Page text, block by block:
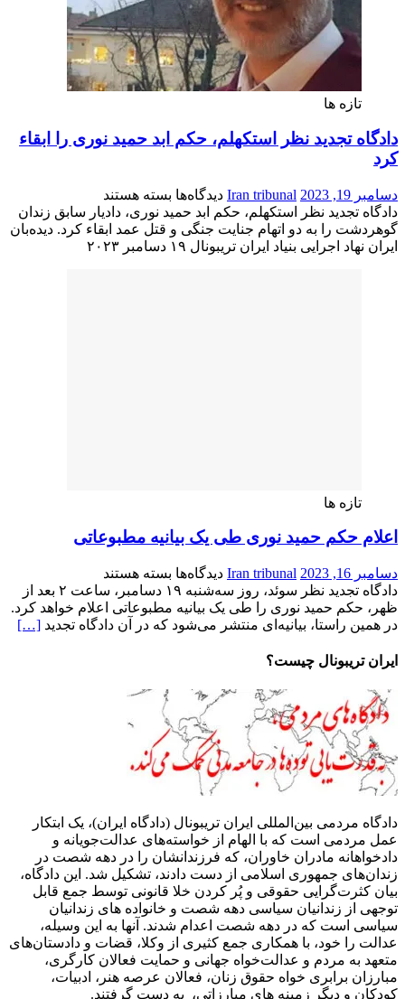
تازه ها
دادگاه تجدید نظر استکهلم، حکم ابد حمید نوری را ابقاء
کرد
دسامبر 19, 2023 Iran tribunal دیدگاه‌ها برای
دادگاه
تجدید
نظر
بسته هستند
دادگاه تجدید نظر استکهلم، حکم ابد حمید نوری، دادیار سابق زندان
گوهردشت را به دو اتهام جنایت جنگی و قتل عمد ابقاء کرد. دیده‌بان
ایران نهاد اجرایی بنیاد ایران تریبونال ١٩ دسامبر ٢٠٢٣
تازه ها
اعلام حکم حمید نوری طی یک بیانیه مطبوعاتی
دسامبر 16, 2023 Iran tribunal دیدگاه‌ها برای
اعلام
حکم
حمید
بیانیه
مطبوعاتی
بسته هستند
دادگاه تجدید نظر سوئد، روز سه‌شنبه ١٩ دسامبر، ساعت ٢ بعد از
ظهر، حکم حمید نوری را طی یک بیانیه مطبوعاتی اعلام خواهد کرد.
در همین راستا، بیانیه‌ای منتشر می‌شود که در آن دادگاه تجدید […]
ایران تریبونال چیست؟
دادگاه مردمی بین‌المللی ایران تریبونال (دادگاه ایران)، یک ابتکار
عمل مردمی است که با الهام از خواسته‌های عدالت‌جویانه و
دادخواهانه مادران خاوران، که فرزندانشان را در دهه شصت در
زندان‌های جمهوری اسلامی از دست دادند، تشکیل شد. این دادگاه،
بیان کثرت‌گرایی حقوقی و پُر کردن خلا قانونی توسط جمع قابل
توجهی از زندانیان سیاسی دهه شصت و خانواده های زندانیان
سیاسی است که در دهه شصت اعدام شدند. آنها به این وسیله،
عدالت را خود، با همکاری جمع کثیری از وکلا، قضات و دادستان‌های
متعهد به مردم و عدالت‌خواه جهانی و حمایت فعالان کارگری،
مبارزان برابری خواه حقوق زنان، فعالان عرصه هنر، ادبیات،
کودکان و دیگر زمینه های مبارزاتی، به دست گرفتند.